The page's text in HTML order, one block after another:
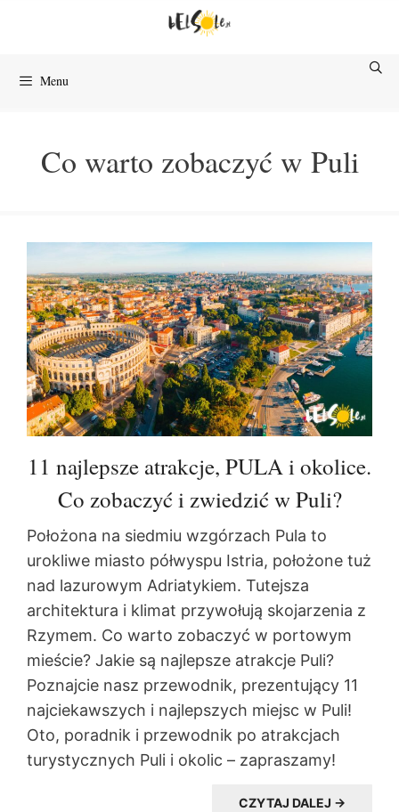
Menu
Co warto zobaczyć w Puli
11 najlepsze atrakcje, PULA i okolice.
Co zobaczyć i zwiedzić w Puli?
Położona na siedmiu wzgórzach Pula to
urokliwe miasto półwyspu Istria, położone tuż
nad lazurowym Adriatykiem. Tutejsza
architektura i klimat przywołują skojarzenia z
Rzymem. Co warto zobaczyć w portowym
mieście? Jakie są najlepsze atrakcje Puli?
Poznajcie nasz przewodnik, prezentujący 11
najciekawszych i najlepszych miejsc w Puli!
Oto, poradnik i przewodnik po atrakcjach
turystycznych Puli i okolic – zapraszamy!
CZYTAJ DALEJ →